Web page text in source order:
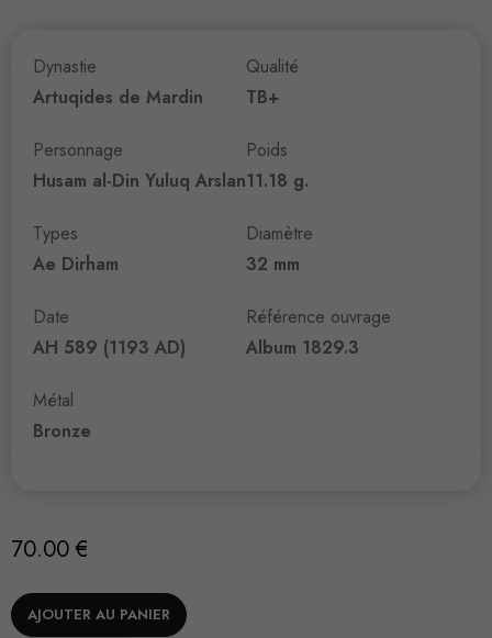
Dynastie
Artuqides de Mardin
Personnage
Husam al-Din Yuluq Arslan
Types
Ae Dirham
Date
AH 589 (1193 AD)
Métal
Bronze
Qualité
TB+
Poids
11.18 g.
Diamètre
32 mm
Référence ouvrage
Album 1829.3
70.00 €
AJOUTER AU PANIER